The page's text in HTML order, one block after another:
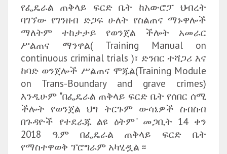
የፌዴራል ጠቅላይ ፍርድ ቤት ከአውሮፓ ህብረት
ባገኘው የገንዘብ ድጋፍ ሁለት የስልጠና ማኑዋሎች
ማለትም ተከታታይ የወንጀል ችሎት አመራር
ሥልጠና ማንዋል( Training Manual on
continuous criminal trials )፣ ድንበር ተሻጋሪ እና
ከባድ ወንጀሎች ሥልጠና ሞጁል(Training Module
on Trans-Boundary and grave crimes)
እንዲሁም "በፌዴራል ጠቅላይ ፍርድ ቤት የሰበር ሰሚ
ችሎት የወንጀል ህግ ትርጉም ውሳኔዎች ስብስብ
በጉዳዮች የተደራጁ ልዩ ዕትም" መጋቢት 14 ቀን
2018 ዓ.ም በፌዴራል ጠቅላይ ፍርድ ቤት
የማስተዋወቅ ፕሮግራም አካሂዷል ፡፡